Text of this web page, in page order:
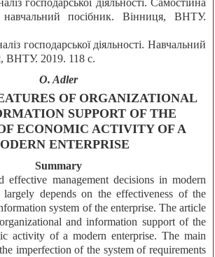
господарської діяльності. Самостійна
навчальний посібник. Вінниця, ВНТУ.
господарської діяльності. Навчальний
ВНТУ. 2019. 118 с.
O. Adler
OF ORGANIZATIONAL
SUPPORT OF THE
ECONOMIC ACTIVITY OF A
ENTERPRISE
Summary
effective management decisions in modern
largely depends on the effectiveness of the
system of the enterprise. The article
and information support of the
activity of a modern enterprise. The main
imperfection of the system of requirements